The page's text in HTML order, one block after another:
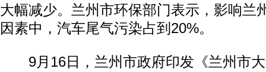
大幅减少。兰州市环保部门表示，影响兰
因素中，汽车尾气污染占到20%。
9月16日，兰州市政府印发《兰州市大